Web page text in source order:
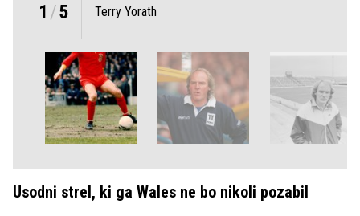
1 /5 Terry Yorath
Usodni strel, ki ga Wales ne bo nikoli pozabil